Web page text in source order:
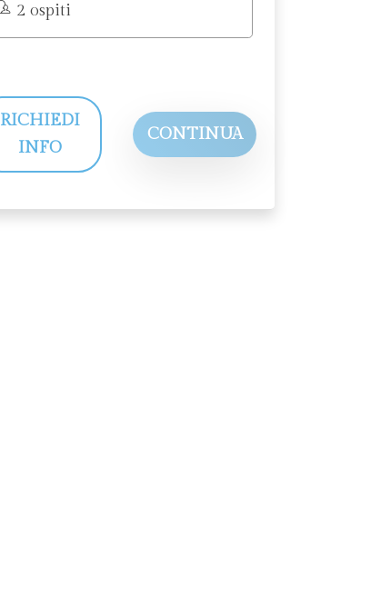
2 ospiti
RICHIEDI
INFO
CONTINUA